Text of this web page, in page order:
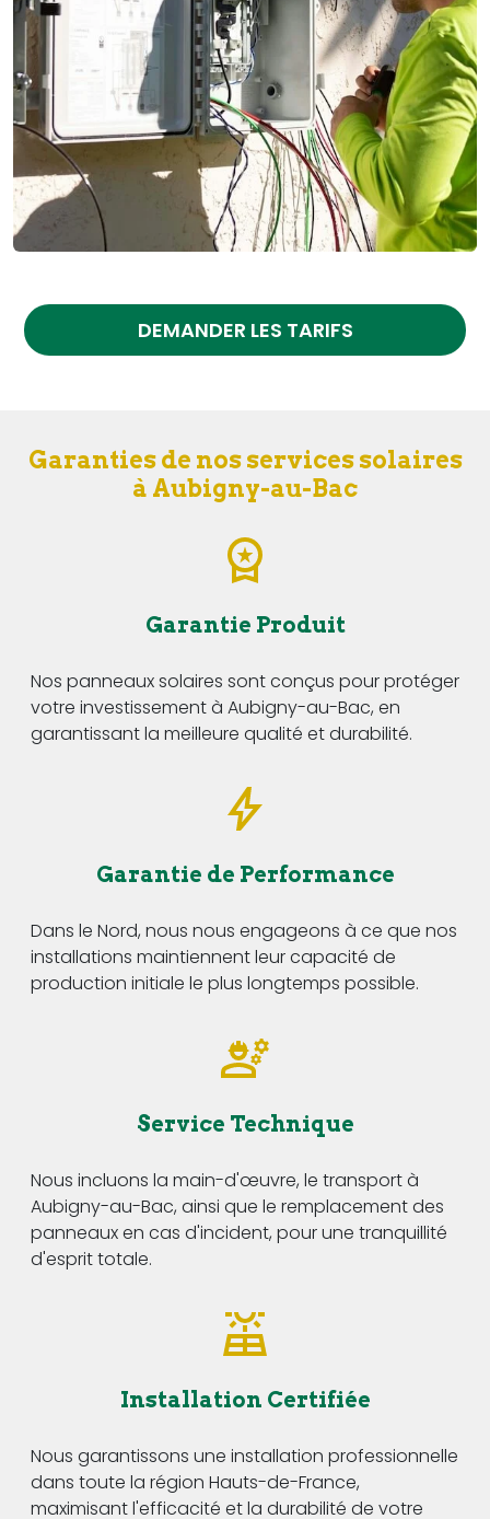
DEMANDER LES TARIFS
Garanties de nos services solaires
à Aubigny-au-Bac
Garantie Produit
Nos panneaux solaires sont conçus pour protéger
votre investissement à Aubigny-au-Bac, en
garantissant la meilleure qualité et durabilité.
Garantie de Performance
Dans le Nord, nous nous engageons à ce que nos
installations maintiennent leur capacité de
production initiale le plus longtemps possible.
Service Technique
Nous incluons la main-d'œuvre, le transport à
Aubigny-au-Bac, ainsi que le remplacement des
panneaux en cas d'incident, pour une tranquillité
d'esprit totale.
Installation Certifiée
Nous garantissons une installation professionnelle
dans toute la région Hauts-de-France,
maximisant l'efficacité et la durabilité de votre